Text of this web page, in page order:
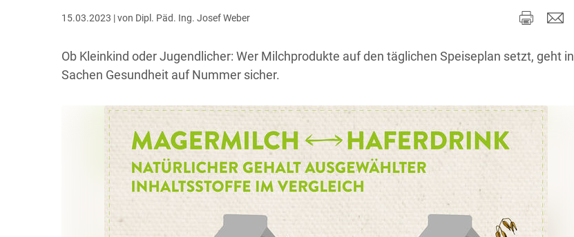
Skip to main content
15.03.2023 | von Dipl. Päd. Ing. Josef Weber
Ob Kleinkind oder Jugendlicher: Wer Milchprodukte auf den täglichen Speiseplan setzt, geht in
Sachen Gesundheit auf Nummer sicher.